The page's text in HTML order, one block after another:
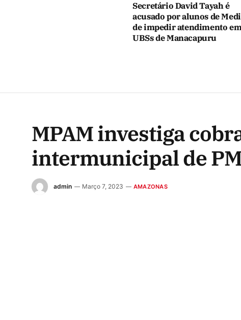
Secretário David Tayah é
acusado por alunos de
de impedir atendimento
UBSs de Manacapuru
MPAM investiga
intermunicipal de
admin Março 7, 2023 AMAZONAS